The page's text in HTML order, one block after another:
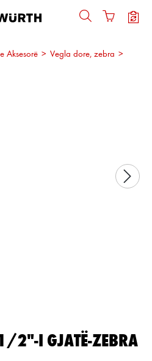
Aksesorë > Vegla dore, zebra >
2"-I GJATË-ZEBRA